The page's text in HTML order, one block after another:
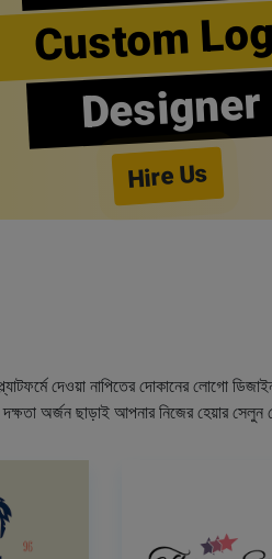
Custom
Designer
Hire Us
দেওয়া নাপিতের দোকানের লোগো
অর্জন ছাড়াই আপনার নিজের হেয়ার